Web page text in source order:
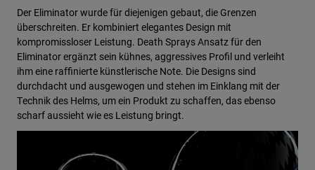
Der Eliminator wurde für diejenigen gebaut, die Grenzen
überschreiten. Er kombiniert elegantes Design mit
kompromissloser Leistung. Death Sprays Ansatz für den
Eliminator ergänzt sein kühnes, aggressives Profil und verleiht
ihm eine raffinierte künstlerische Note. Die Designs sind
durchdacht und ausgewogen und stehen im Einklang mit der
Technik des Helms, um ein Produkt zu schaffen, das ebenso
scharf aussieht wie es Leistung bringt.